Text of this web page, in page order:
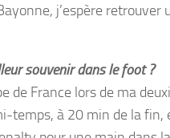
j’espère
souvenir dans le foot ?
de France lors de ma
temps, à 20 min de la fin,